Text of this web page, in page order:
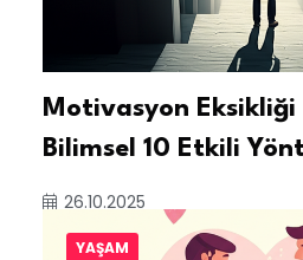
Motivasyon Eksikliği
Bilimsel 10 Etkili
26.10.2025
YAŞAM